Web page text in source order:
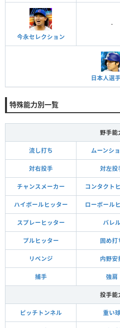
今永セレクション
-
日本人選
特殊能力別一覧
野手能
流し打ち ムーンシ
対右投手 対左投
チャンスメーカー コンタクト
ハイボールヒッター ローボール
スプレーヒッター バレル
プルヒッター 固め打
リベンジ 内野安
捕手 強肩
投手能
ピッチトンネル 重い